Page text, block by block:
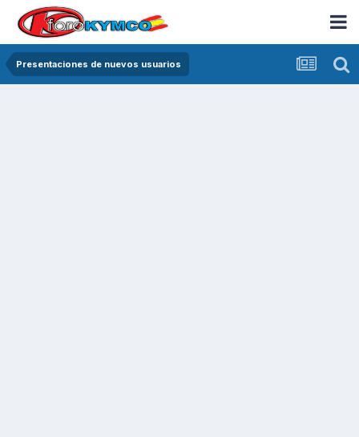
Presentaciones de nuevos usuarios